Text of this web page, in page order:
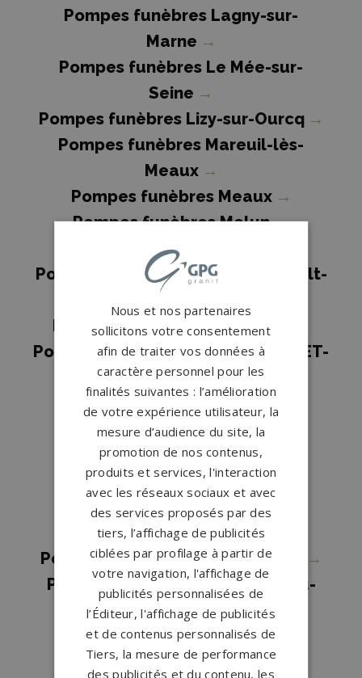
Pompes funèbres Lagny-sur-
Marne →
Pompes funèbres Le Mée-sur-
Seine →
Pompes funèbres Lizy-sur-Ourcq →
Pompes funèbres Mareuil-lès-
Meaux →
Pompes funèbres Meaux →
Pompes funèbres Melun→
Pompes funèbres Mitry-Mory
Pompes funèbres Montereau-Fault-
Pompes funèbres Montévrain
Pompes funèbres MORET-LOING-ET-
ORVANNE→
Pompes funèbres Nangis
Pompes funèbres Ozoir-la-
Ferrière →
Pompes funèbres Pontault
Combault→
Pompes funèbres Provins
Pompes funèbres Roissy-en-Brie
→
Pompes funèbres Saint-Fargeau-
Ponthierry →
Pompes funèbres Serris→
Pompes funèbres Tournan-en-
Nous et nos partenaires
sollicitons votre consentement
afin de traiter vos données à
caractère personnel pour les
finalités suivantes : l’amélioration
de votre expérience utilisateur, la
mesure d’audience du site, la
promotion de nos contenus,
produits et services, l'interaction
avec les réseaux sociaux et avec
des services proposés par des
tiers, l’affichage de publicités
ciblées par profilage à partir de
votre navigation, l'affichage de
publicités personnalisées de
l’Éditeur, l'affichage de publicités
et de contenus personnalisés de
Tiers, la mesure de performance
des publicités et du contenu, les